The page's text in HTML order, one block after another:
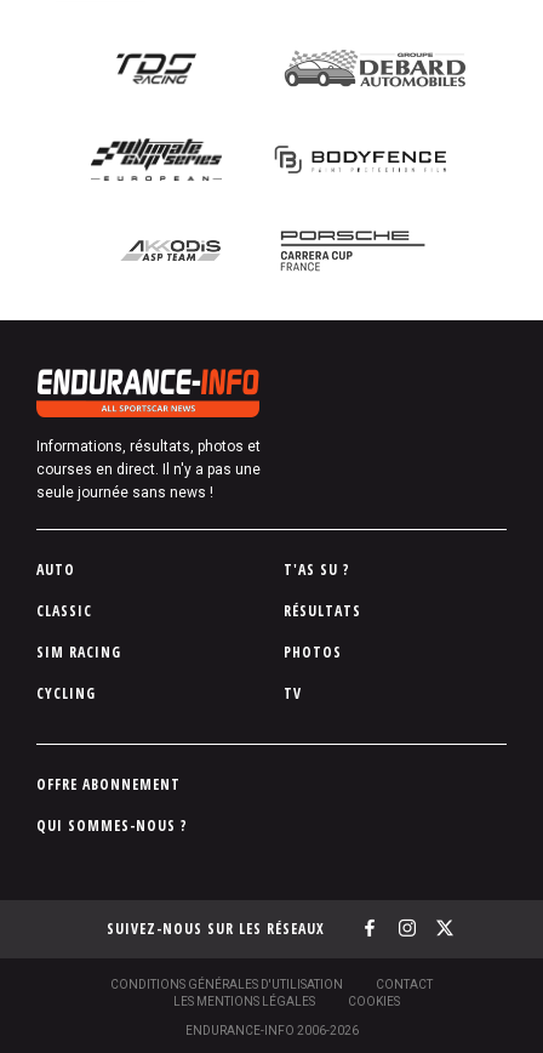
Informations, résultats, photos et
courses en direct. Il n'y a pas une
seule journée sans news !
P
d
d
p
e
AUTO
CLASSIC
SIM RACING
CYCLING
T'AS SU ?
RÉSULTATS
PHOTOS
TV
P
d
p
OFFRE ABONNEMENT
QUI SOMMES-NOUS ?
SUIVEZ-NOUS SUR LES RÉSEAUX
ENDURANCE-INFO 2006-2026
CONDITIONS GÉNÉRALES D'UTILISATION
CONTACT
LES MENTIONS LÉGALES
COOKIES